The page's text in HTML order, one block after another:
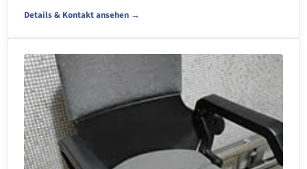
Details & Kontakt ansehen →